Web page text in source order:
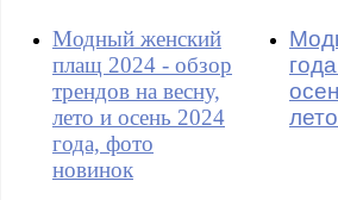
Модный женский
плащ 2024 - обзор
трендов на весну,
лето и осень 2024
года, фото
новинок